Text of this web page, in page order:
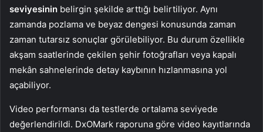
seviyesinin belirgin şekilde arttığı belirtiliyor. Aynı
zamanda pozlama ve beyaz dengesi konusunda zaman
zaman tutarsız sonuçlar görülebiliyor. Bu durum özellikle
akşam saatlerinde çekilen şehir fotoğrafları veya kapalı
mekân sahnelerinde detay kaybının hızlanmasına yol
açabiliyor.
Video performansı da testlerde ortalama seviyede
değerlendirildi. DxOMark raporuna göre video kayıtlarında